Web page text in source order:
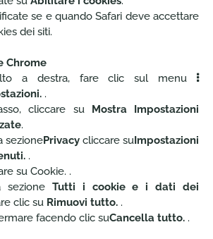
se e quando Safari deve accettare
dei siti.
Chrome
a destra, fare clic sul menu
.
cliccare su Mostra Impostazioni
.
sezionePrivacy cliccare suImpostazioni
.
su Cookie. .
sezione Tutti i cookie e i dati dei
clic su Rimuovi tutto. .
facendo clic suCancella tutto. .